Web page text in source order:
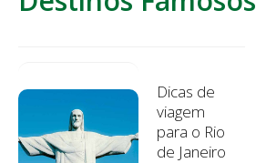
Dicas de
viagem
para o Rio
de Janeiro